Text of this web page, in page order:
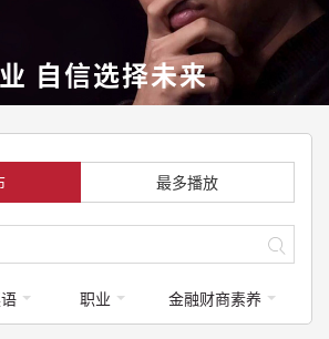
自信选择未来
最多播放
职业 金融财商素养